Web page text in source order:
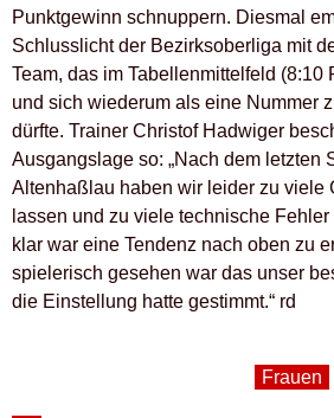
Punktgewinn schnuppern. Diesmal
Schlusslicht der Bezirksoberliga mit
Team, das im Tabellenmittelfeld (8:10
und sich wiederum als eine Nummer
dürfte. Trainer Christof Hadwiger
Ausgangslage so: „Nach dem letzten
Altenhaßlau haben wir leider zu viele
lassen und zu viele technische
klar war eine Tendenz nach oben zu
spielerisch gesehen war das unser
die Einstellung hatte gestimmt.“ rd
Frauen